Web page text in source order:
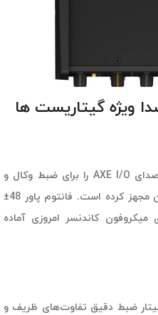
ویژه گیتاریست ها
پری امپ میکروفون کلاس A کارت صدای AXE I/O را برای ضبط وکال و
دیگر سازها در بالای ترگ‌های گیتارتان مجهز کرده است. فانتوم پاور 48±
میکروفون کاندنسر امروزی آماده
ضبط دقیق تفاوت‌های ظریف و